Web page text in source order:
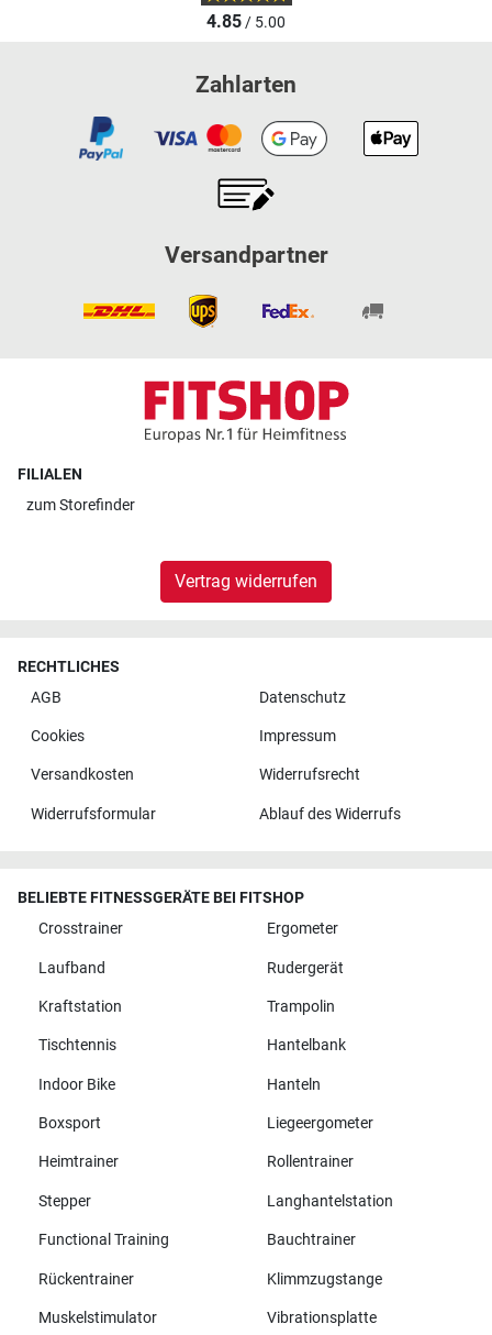
4.85/ 5.00
Zahlarten
Versandpartner
FILIALEN
zumStorefinder
Vertrag widerrufen
RECHTLICHES
AGB
Datenschutz
Cookies Impressum
Versandkosten Widerrufsrecht
Widerrufsformular Ablauf des Widerrufs
BELIEBTE FITNESSGERÄTE BEI FITSHOP
Crosstrainer
Ergometer
Laufband Rudergerät
Kraftstation Trampolin
Tischtennis Hantelbank
Indoor Bike Hanteln
Boxsport Liegeergometer
Heimtrainer Rollentrainer
Stepper Langhantelstation
Functional Training Bauchtrainer
Rückentrainer Klimmzugstange
Muskelstimulator Vibrationsplatte